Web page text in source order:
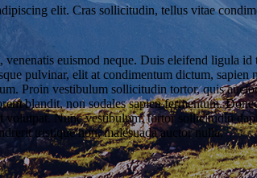
elit. Cras sollicitudin, tellus vitae
euismod neque. Duis eleifend ligula
pulvinar, elit at condimentum dictum,
Proin vestibulum sollicitudin tortor, quis
blandit, non sodales sapien fermentum.
volutpat. Nunc vestibulum, tortor sollicitudin
tristique non, malesuada auctor nulla.